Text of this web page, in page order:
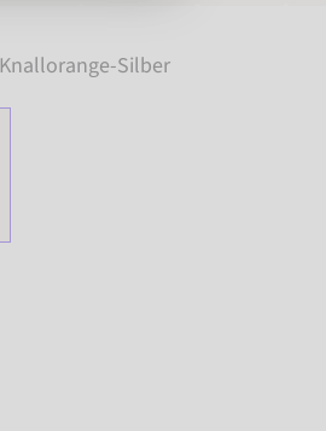
Silber